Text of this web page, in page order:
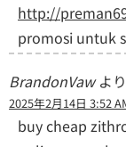
http://
promosi untuk
BrandonVaw よ
2025年2月14日 3:52
buy cheap